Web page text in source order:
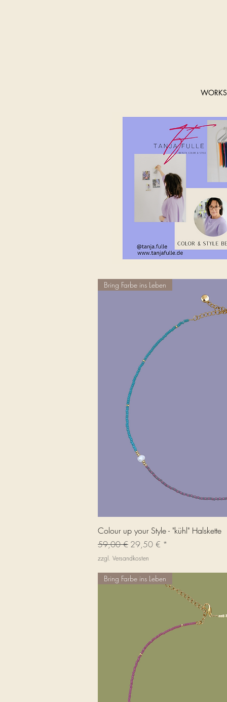
Bring Farbe ins Leben
Colour up your Style - "kühl" Halskette
Standardpreis
59,00 € Sale-Preis
29,50 €
zzgl. Versandkosten
Bring Farbe ins Leben